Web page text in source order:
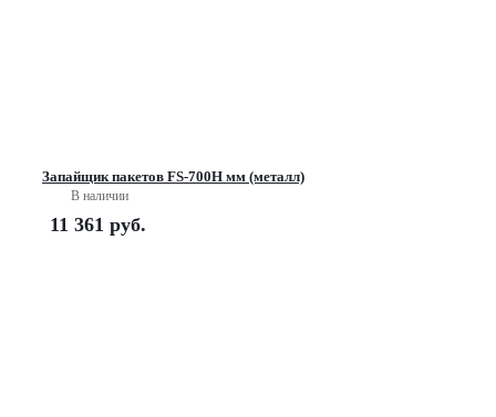
Запайщик пакетов FS-700H мм (металл)
В наличии
11 361 руб.